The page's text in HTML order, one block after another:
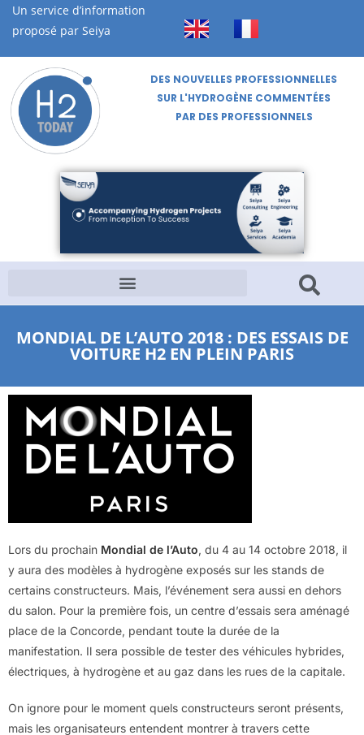
Un service d’information
proposé par Seiya
DES NOUVELLES PROFESSIONNELLES
SUR L'HYDROGÈNE COMMENTÉES
PAR DES PROFESSIONNELS
MONDIAL DE L’AUTO 2018 : DES ESSAIS DE
VOITURE H2 EN PLEIN PARIS
Lors du prochain Mondial de l’Auto, du 4 au 14 octobre 2018, il
y aura des modèles à hydrogène exposés sur les stands de
certains constructeurs. Mais, l’événement sera aussi en dehors
du salon. Pour la première fois, un centre d’essais sera aménagé
place de la Concorde, pendant toute la durée de la
manifestation. Il sera possible de tester des véhicules hybrides,
électriques, à hydrogène et au gaz dans les rues de la capitale.
On ignore pour le moment quels constructeurs seront présents,
mais les organisateurs entendent montrer à travers cette